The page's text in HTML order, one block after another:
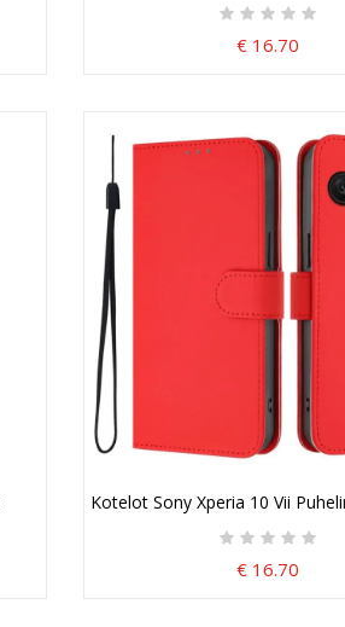
€ 16.70
Kotelot Sony Xperia 10 Vii
€ 16.70